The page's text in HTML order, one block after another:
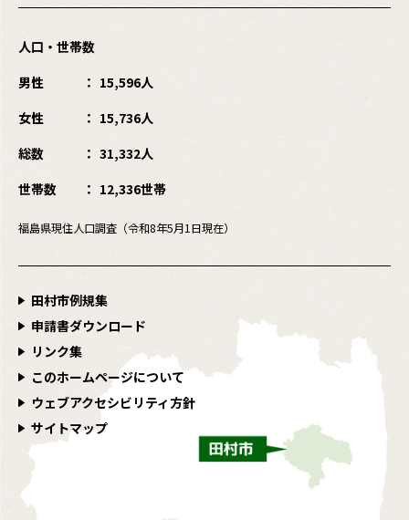
人口・世帯数
男性
15,596人
女性
15,736人
総数
31,332人
世帯数
12,336世帯
福島県現住人口調査（令和8年5月1日現在）
田村市例規集
申請書ダウンロード
リンク集
このホームページについて
ウェブアクセシビリティ方針
サイトマップ